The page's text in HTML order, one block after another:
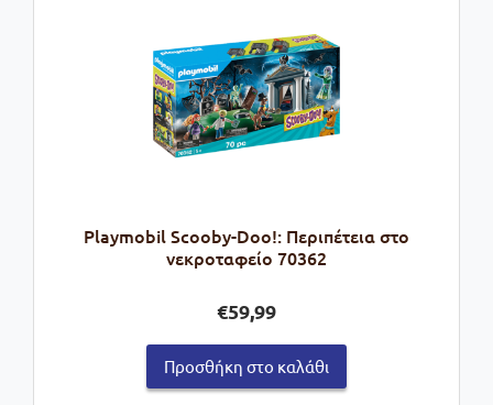
Playmobil Scooby-Doo!: Περιπέτεια στο
νεκροταφείο 70362
€59,99
Προσθήκη στο καλάθι